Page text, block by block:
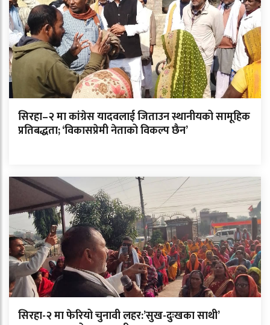
सिरहा–२ मा कांग्रेस यादवलाई जिताउन स्थानीयको सामूहिक
प्रतिबद्धता; ‘विकासप्रेमी नेताको विकल्प छैन’
सिरहा-२ मा फेरियो चुनावी लहर:’सुख-दुःखका साथी’